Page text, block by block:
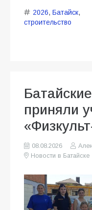
2026, Батайск,
строительство
приняли
08.08.2026
Новости в Батайске